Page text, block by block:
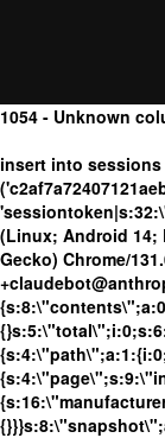
1054 - Unknown
insert into
(Linux; Android 14;
Gecko) Chrome/